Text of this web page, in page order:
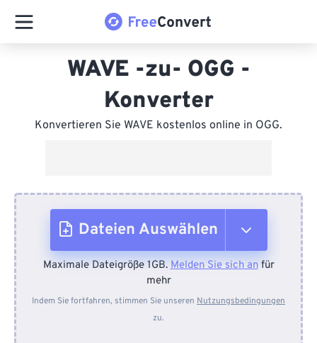
WAVE -zu- OGG -
Konverter
Konvertieren Sie WAVE kostenlos online in OGG.
Dateien Auswählen
Vom Gerät
Von Dropbox
Maximale Dateigröße 1GB.Melden Sie sich anfür
mehr
Indem Sie fortfahren, stimmen Sie unseren Nutzungsbedingungen
zu.